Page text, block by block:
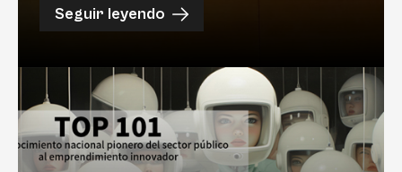
Seguir leyendo